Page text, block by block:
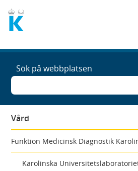
Sök på webbplatsen
Vård
Funktion Medicinsk Diagnostik
Karolinska